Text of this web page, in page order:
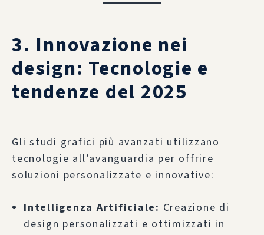
3. Innovazione nei
design: Tecnologie e
tendenze del 2025
Gli studi grafici più avanzati utilizzano
tecnologie all’avanguardia per offrire
soluzioni personalizzate e innovative:
Intelligenza Artificiale: Creazione di
design personalizzati e ottimizzati in